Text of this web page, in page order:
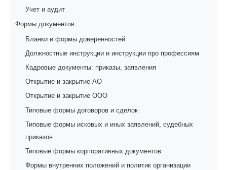
Учет и аудит
Формы документов
Бланки и формы доверенностей
Должностные инструкции и инструкции про профессиям
Кадровые документы: приказы, заявления
Открытие и закрытие АО
Открытие и закрытие ООО
Типовые формы договоров и сделок
Типовые формы исковых и иных заявлений, судебных
приказов
Типовые формы корпоративных документов
Формы внутренних положений и политик организации